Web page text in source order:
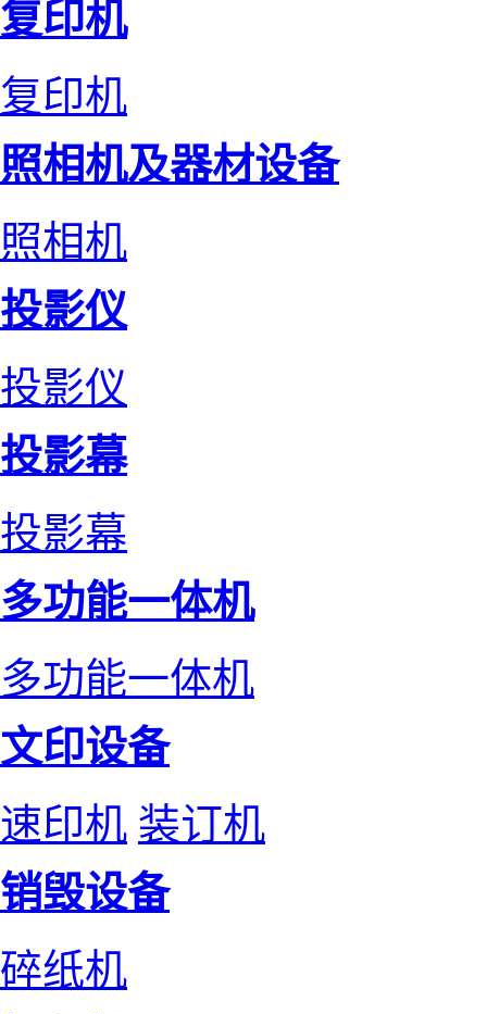
复印机
复印机
照相机及器材设备
照相机
投影仪
投影仪
投影幕
投影幕
多功能一体机
多功能一体机
文印设备
速印机 装订机
销毁设备
碎纸机